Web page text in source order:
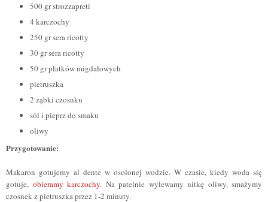
500 gr strozzapreti
4 karczochy
250 gr sera ricotty
30 gr sera ricotty
50 gr płatków migdałowych
pietruszka
2 ząbki czosnku
sól i pieprz do smaku
oliwy
Przygotowanie:
Makaron gotujemy al dente w osolonej wodzie. W czasie, kiedy woda się
gotuje, obieramy karczochy. Na patelnie wylewamy nitkę oliwy, smażymy
czosnek z pietruszka przez 1-2 minuty.